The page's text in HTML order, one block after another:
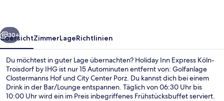
IHG
Weiter
30+
ÜbersichtZimmerLageRichtlinien
Du möchtest in guter Lage übernachten? Holiday Inn Express Köln-
Troisdorf by IHG ist nur 15 Autominuten entfernt von: Golfanlage
Clostermanns Hof und City Center Porz. Du kannst dich bei einem
Drink in der Bar/Lounge entspannen. Täglich von 06:30 Uhr bis
10:00 Uhr wird ein im Preis inbegriffenes Frühstücksbuffet serviert.